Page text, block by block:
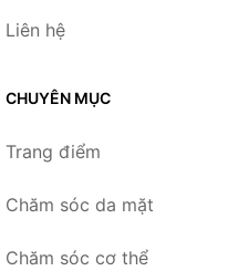
Liên hệ
CHUYÊN MỤC
Trang điểm
Chăm sóc da mặt
Chăm sóc cơ thể